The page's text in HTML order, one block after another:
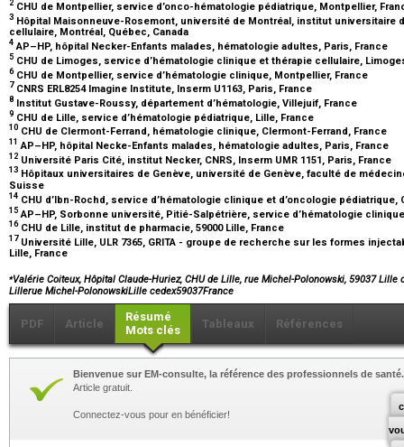
2 CHU de Montpellier, service d’onco-hématologie pédiatrique, Montpellier,
3 Hôpital Maisonneuve-Rosemont, université de Montréal, institut universitaire
cellulaire, Montréal, Québec, Canada
4 AP–HP, hôpital Necker-Enfants malades, hématologie adultes, Paris, France
5 CHU de Limoges, service d’hématologie clinique et thérapie cellulaire,
6CHU de Montpellier, service d’hématologie clinique, Montpellier, France
7 CNRS ERL8254 Imagine Institute, Inserm U1163, Paris, France
8 Institut Gustave-Roussy, département d’hématologie, Villejuif, France
9 CHU de Lille, service d’hématologie pédiatrique, Lille, France
10 CHU de Clermont-Ferrand, hématologie clinique, Clermont-Ferrand, France
11 AP–HP, hôpital Necke-Enfants malades, hématologie adultes, Paris, France
12 Université Paris Cité, institut Necker, CNRS, Inserm UMR 1151, Paris, France
13 Hôpitaux universitaires de Genève, université de Genève, faculté de
Suisse
14 CHU d’Ibn-Rochd, service d’hématologie clinique et d’oncologie pédiatrique,
15 AP–HP, Sorbonne université, Pitié-Salpétrière, service d’hématologie
16CHU de Lille, institut de pharmacie, 59000 Lille, France
17 Université Lille, ULR 7365, GRITA - groupe de recherche sur les formes
Lille, France
⁎Valérie Coiteux, Hôpital Claude-Huriez, CHU de Lille, rue Michel-Polonowski, 59037 Lille
Lillerue Michel-PolonowskiLille cedex59037France
PDF Article
Résumé
Mots clés
Tableaux Références
Bienvenue sur EM-consulte, la référence des professionnels de santé.
Article gratuit.
Connectez-vous pour en bénéficier!